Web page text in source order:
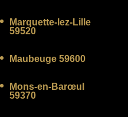
Marquette-lez-Lille
59520
Maubeuge 59600
Mons-en-Barœul
59370